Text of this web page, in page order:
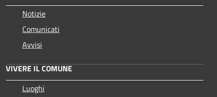
Notizie
Comunicati
Avvisi
VIVERE IL COMUNE
Luoghi